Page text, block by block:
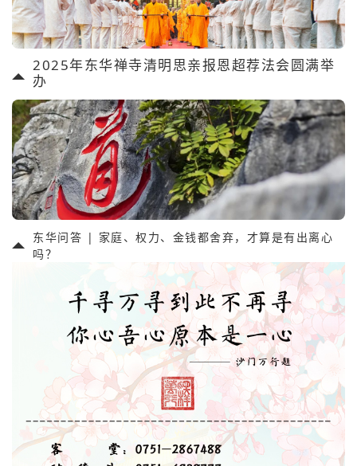
2025年东华禅寺清明思亲报恩超荐法会圆满举
办
东华问答 | 家庭、权力、金钱都舍弃，才算是有出离心
吗？